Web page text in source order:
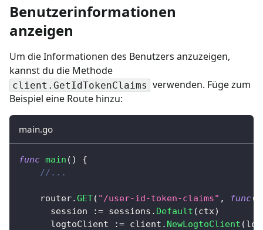
Benutzerinformationen
anzeigen
Um die Informationen des Benutzers anzuzeigen,
kannst du die Methode
client.GetIdTokenClaims verwenden. Füge zum
Beispiel eine Route hinzu:
main.go
func main ( )
{
//...
    router
.GET( "/user-id-token-claims" , func(
      session
:= sessions . Default (ctx)
      logtoClient
:= client . NewLogtoClient (